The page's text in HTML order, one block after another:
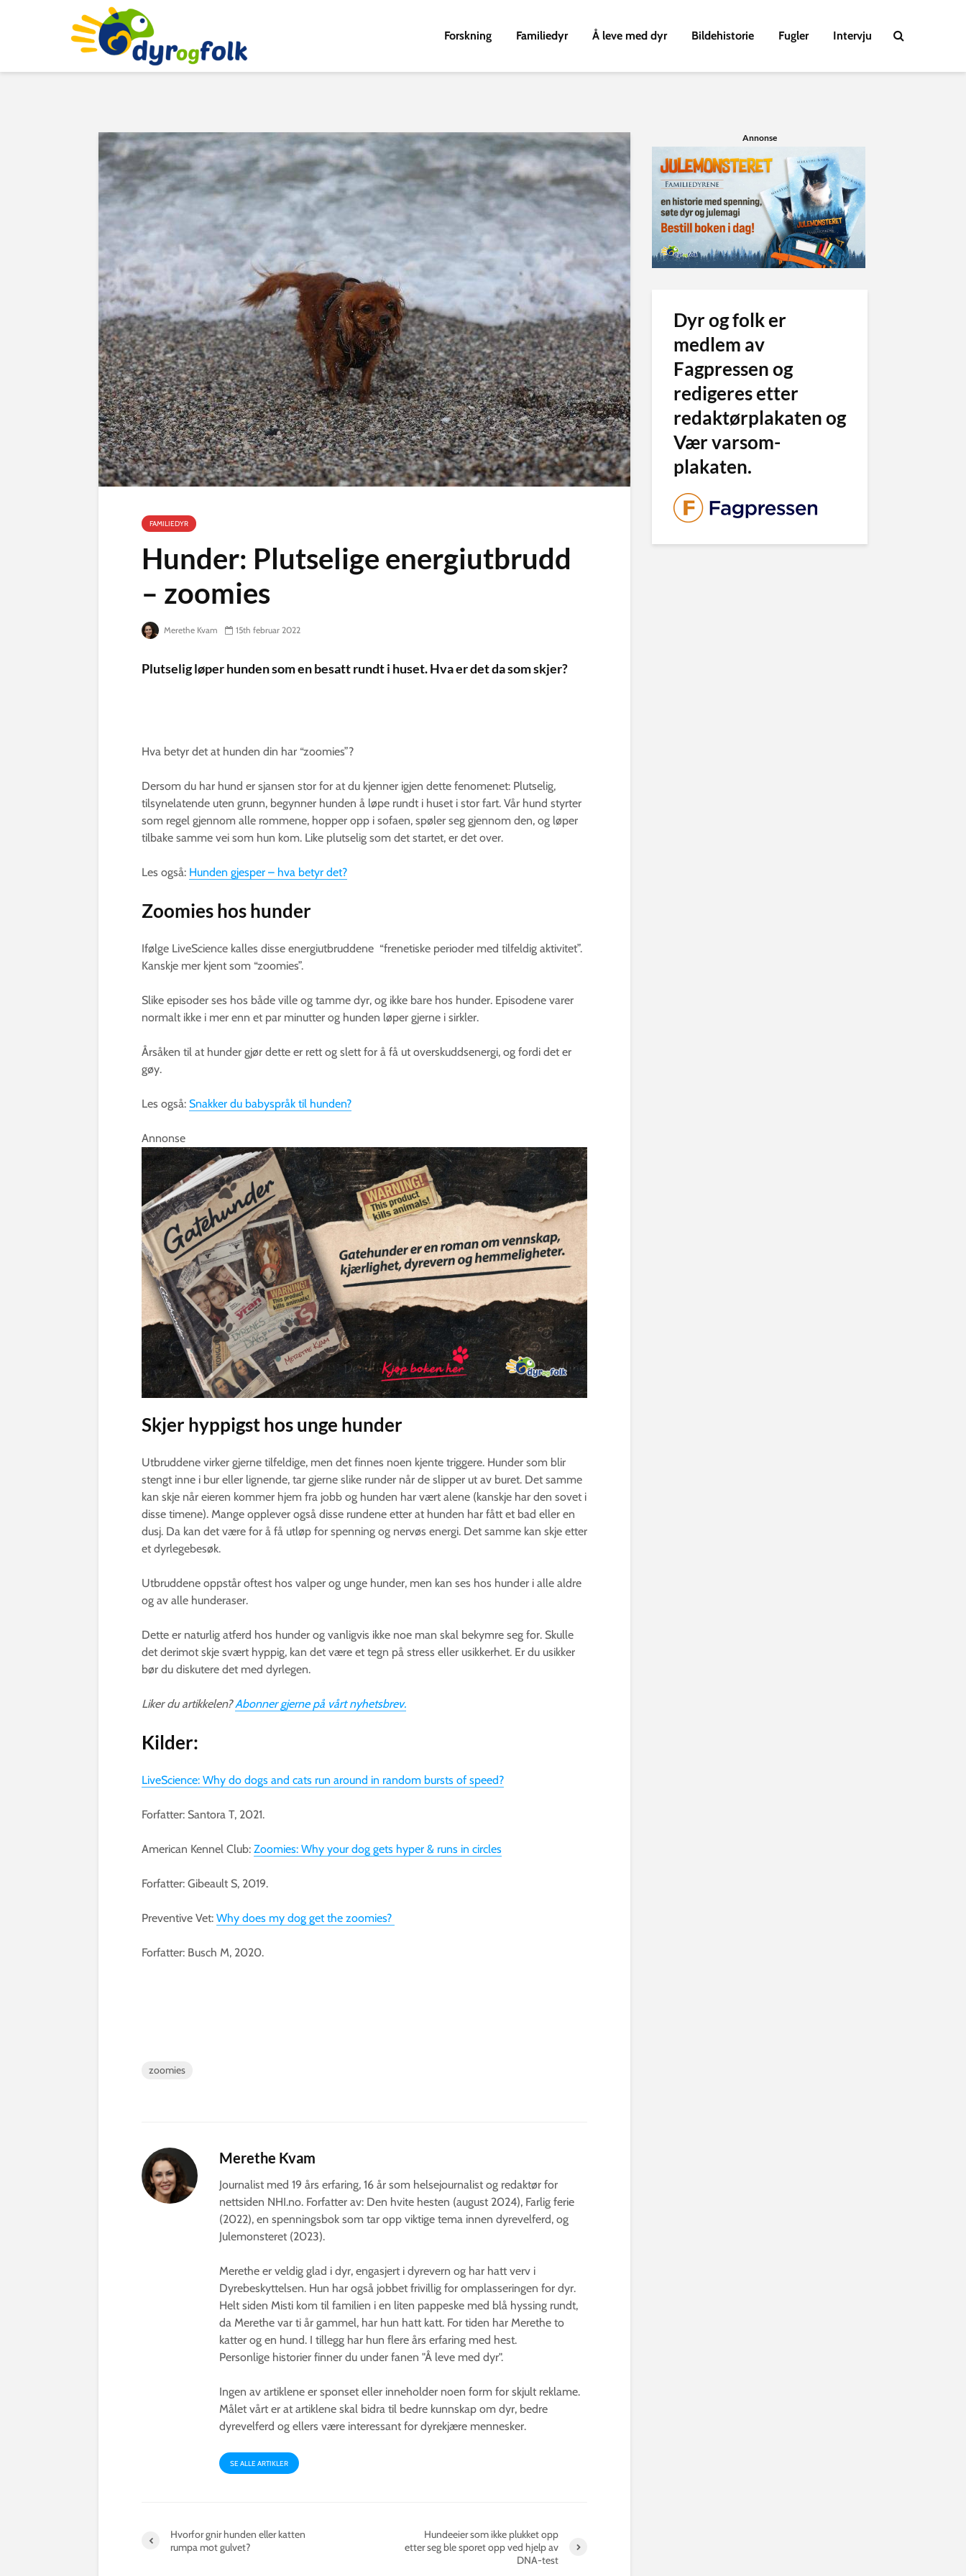
Forskning Familiedyr Å leve med dyr Bildehistorie Fugler Intervju
FAMILIEDYR
Hunder: Plutselige energiutbrudd
– zoomies
Merethe Kvam 15th februar 2022
Plutselig løper hunden som en besatt rundt i huset. Hva er det da som skjer?
Hva betyr det at hunden din har “zoomies”?
Dersom du har hund er sjansen stor for at du kjenner igjen dette fenomenet: Plutselig,
tilsynelatende uten grunn, begynner hunden å løpe rundt i huset i stor fart. Vår hund styrter
som regel gjennom alle rommene, hopper opp i sofaen, spøler seg gjennom den, og løper
tilbake samme vei som hun kom. Like plutselig som det startet, er det over.
Les også: Hunden gjesper – hva betyr det?
Zoomies hos hunder
Ifølge LiveScience kalles disse energiutbruddene “frenetiske perioder med tilfeldig aktivitet”.
Kanskje mer kjent som “zoomies”.
Slike episoder ses hos både ville og tamme dyr, og ikke bare hos hunder. Episodene varer
normalt ikke i mer enn et par minutter og hunden løper gjerne i sirkler.
Årsåken til at hunder gjør dette er rett og slett for å få ut overskuddsenergi, og fordi det er
gøy.
Les også: Snakker du babyspråk til hunden?
Annonse
Skjer hyppigst hos unge hunder
Utbruddene virker gjerne tilfeldige, men det finnes noen kjente triggere. Hunder som blir
stengt inne i bur eller lignende, tar gjerne slike runder når de slipper ut av buret. Det samme
kan skje når eieren kommer hjem fra jobb og hunden har vært alene (kanskje har den sovet i
disse timene). Mange opplever også disse rundene etter at hunden har fått et bad eller en
dusj. Da kan det være for å få utløp for spenning og nervøs energi. Det samme kan skje etter
et dyrlegebesøk.
Utbruddene oppstår oftest hos valper og unge hunder, men kan ses hos hunder i alle aldre
og av alle hunderaser.
Dette er naturlig atferd hos hunder og vanligvis ikke noe man skal bekymre seg for. Skulle
det derimot skje svært hyppig, kan det være et tegn på stress eller usikkerhet. Er du usikker
bør du diskutere det med dyrlegen.
Liker du artikkelen?Abonner gjerne på vårt nyhetsbrev.
Kilder:
LiveScience: Why do dogs and cats run around in random bursts of speed?
Forfatter: Santora T, 2021.
American Kennel Club: Zoomies: Why your dog gets hyper & runs in circles
Forfatter: Gibeault S, 2019.
Preventive Vet: Why does my dog get the zoomies?
Forfatter: Busch M, 2020.
zoomies
Merethe Kvam
Journalist med 19 års erfaring, 16 år som helsejournalist og redaktør for
nettsiden NHI.no. Forfatter av: Den hvite hesten (august 2024), Farlig ferie
(2022), en spenningsbok som tar opp viktige tema innen dyrevelferd, og
Julemonsteret (2023).
Merethe er veldig glad i dyr, engasjert i dyrevern og har hatt verv i
Dyrebeskyttelsen. Hun har også jobbet frivillig for omplasseringen for dyr.
Helt siden Misti kom til familien i en liten pappeske med blå hyssing rundt,
da Merethe var ti år gammel, har hun hatt katt. For tiden har Merethe to
katter og en hund. I tillegg har hun flere års erfaring med hest.
Personlige historier finner du under fanen "Å leve med dyr".
Ingen av artiklene er sponset eller inneholder noen form for skjult reklame.
Målet vårt er at artiklene skal bidra til bedre kunnskap om dyr, bedre
dyrevelferd og ellers være interessant for dyrekjære mennesker.
SE ALLE ARTIKLER
Hvorfor gnir hunden eller katten
rumpa mot gulvet?
Hundeeier som ikke plukket opp
etter seg ble sporet opp ved hjelp av
DNA-test
Annonse
Dyr og folk er
medlem av
Fagpressen og
redigeres etter
redaktørplakaten og
Vær varsom-
plakaten.